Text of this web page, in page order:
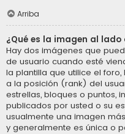
Arriba
¿Qué es la imagen al
Hay dos imágenes que
de usuario cuando esté
la plantilla que utilice el
a la posición (rank) del
estrellas, bloques o puntos,
publicados por usted o su
usualmente una imagen
y generalmente es única o